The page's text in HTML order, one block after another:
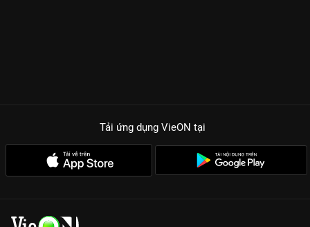
Tải ứng dụng VieON tại